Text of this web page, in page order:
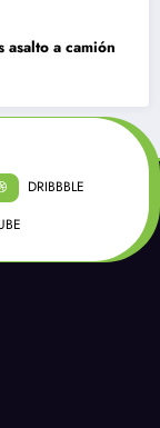
asalto a camión
DRIBBBLE